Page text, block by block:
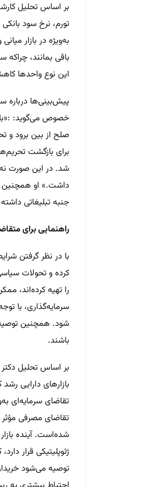
بر اساس تحلیل
تورم، نرخ سود
به‌ویژه در بازار
باقی بمانند،
این نوع واحدها
پیش‌بینی‌ها
خصوص می‌گوید:
صلح از بین برود و
برای بازگشت
شد. در این صورت نه
داشت.» او همچنین
جنبه تبلیغاتی
راهنمایی برای
با در نظر گرفتن
کرده و تحولات
را تهیه کرده‌اند،
سرمایه‌گذاری، با
شود. همچنین
باشند.
بر اساس تحلیل
بازارهای دارایی
تقاضای سرمایه‌ای
تقاضای مصرفی
شده‌است. آینده
ژئوپلیتیکی قرار
توصیه می‌شود